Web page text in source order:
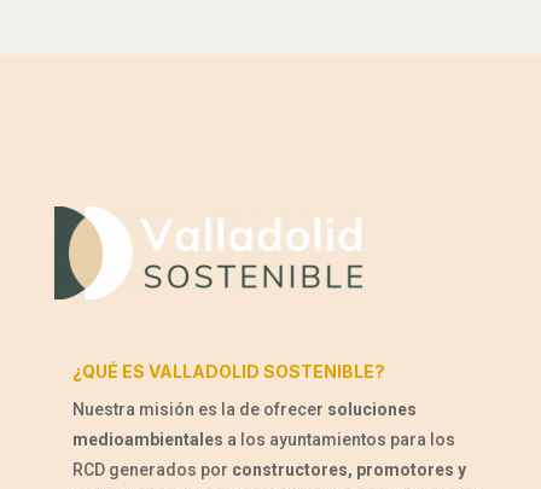
¿QUÉ ES VALLADOLID SOSTENIBLE?
Nuestra misión es la de ofrecer soluciones
medioambientales a los ayuntamientos para los
RCD generados por constructores, promotores y